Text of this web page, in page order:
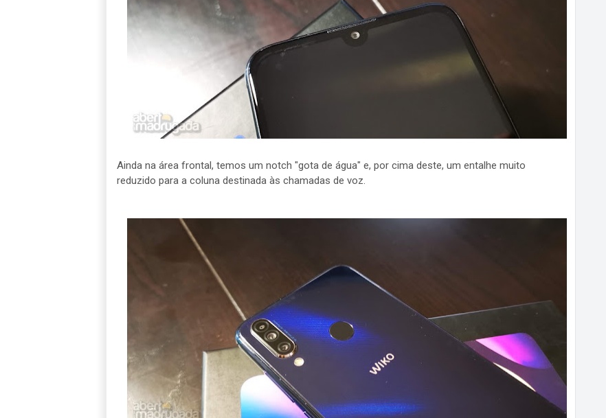
Ainda na área frontal, temos um notch "gota de água" e, por cima deste, um entalhe muito
reduzido para a coluna destinada às chamadas de voz.